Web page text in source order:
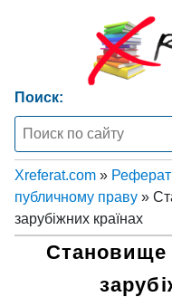
Поиск:
Xreferat.com »
публичному праву »
зарубіжних країнах
Cтановище